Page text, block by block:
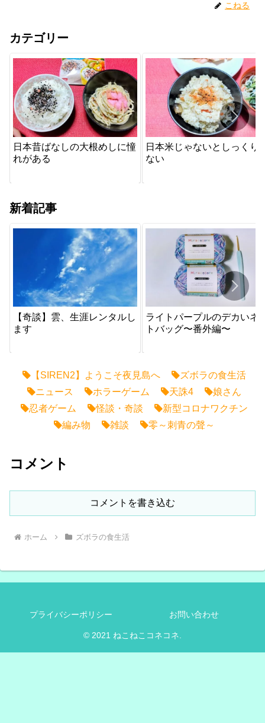
こねる
カテゴリー
日本昔ばなしの大根めしに憧
れがある
日本米じゃないとしっくり
ない
新着記事
【奇談】雲、生涯レンタルし
ます
ライトパープルのデカいネ
トバッグ〜番外編〜
【SIREN2】ようこそ夜見島へ
ズボラの食生活
ニュース
ホラーゲーム 天誅4
娘さん
忍者ゲーム
怪談・奇談
新型コロナワクチン
編み物
雑談 零～刺青の聲～
コメント
コメントを書き込む
ホーム ズボラの食生活
プライバシーポリシー お問い合わせ
© 2021 ねこねこコネコネ.